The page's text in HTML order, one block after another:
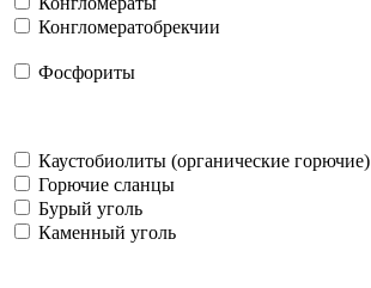
Конгломератобрекчии
Фосфориты
Каустобиолиты (органические горючие)
Горючие сланцы
Бурый уголь
Каменный уголь